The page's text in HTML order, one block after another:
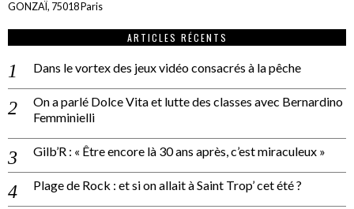
GONZAÏ, 75018 Paris
ARTICLES RÉCENTS
Dans le vortex des jeux vidéo consacrés à la pêche
On a parlé Dolce Vita et lutte des classes avec Bernardino
Femminielli
Gilb’R : « Être encore là 30 ans après, c’est miraculeux »
Plage de Rock : et si on allait à Saint Trop’ cet été ?